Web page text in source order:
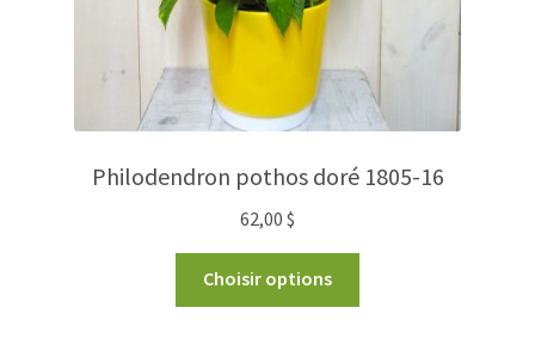
Philodendron pothos doré 1805-16
62,00 $
Choisir options